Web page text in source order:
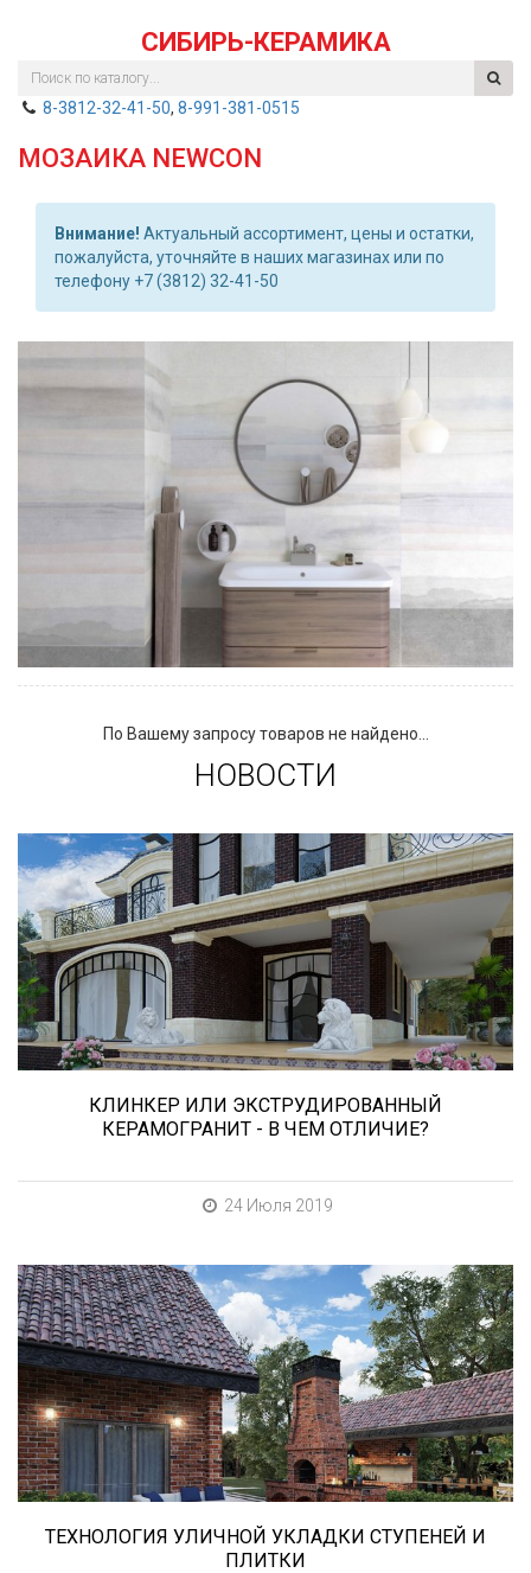
СИБИРЬ-КЕРАМИКА
8-3812-32-41-50, 8-991-381-0515
МОЗАИКА NEWCON
Внимание! Актуальный ассортимент, цены и остатки,
пожалуйста, уточняйте в наших магазинах или по
телефону +7 (3812) 32-41-50
По Вашему запросу товаров не найдено...
НОВОСТИ
Сегодня «клинкером» называют все подряд...
и напольную плитку и ступени (фронтальные,
угловые) для облицовки крыльца, фасадную
плитку и другие материалы преимущественно
для экстерьерной отделки домов, зон
мангала, барбекю, лестниц и...
КЛИНКЕР ИЛИ ЭКСТРУДИРОВАННЫЙ
КЕРАМОГРАНИТ - В ЧЕМ ОТЛИЧИЕ?
24 Июля 2019
В этой статье мы расскажем о том, что
нужно учесть при выборе и укладке уличных
облицовочных материалов (ступени и плитка).
ТЕХНОЛОГИЯ УЛИЧНОЙ УКЛАДКИ СТУПЕНЕЙ И
ПЛИТКИ